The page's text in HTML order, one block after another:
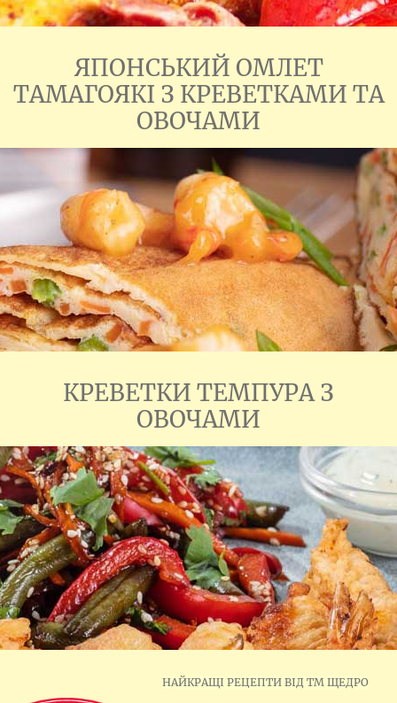
ЯПОНСЬКИЙ ОМЛЕТ
ТАМАГОЯКІ З КРЕВЕТКАМИ ТА
ОВОЧАМИ
КРЕВЕТКИ ТЕМПУРА З
ОВОЧАМИ
НАЙКРАЩІ РЕЦЕПТИ ВІД ТМ ЩЕДРО